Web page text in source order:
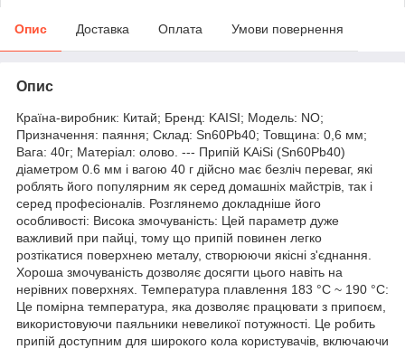
Опис Доставка Оплата Умови повернення
Опис
Країна-виробник: Китай; Бренд: KAISI; Модель: NO;
Призначення: паяння; Склад: Sn60Pb40; Товщина: 0,6 мм;
Вага: 40г; Матеріал: олово. --- Припій KAiSi (Sn60Pb40)
діаметром 0.6 мм і вагою 40 г дійсно має безліч переваг, які
роблять його популярним як серед домашніх майстрів, так і
серед професіоналів. Розглянемо докладніше його
особливості: Висока змочуваність: Цей параметр дуже
важливий при пайці, тому що припій повинен легко
розтікатися поверхнею металу, створюючи якісні з'єднання.
Хороша змочуваність дозволяє досягти цього навіть на
нерівних поверхнях. Температура плавлення 183 °С ~ 190 °С:
Це помірна температура, яка дозволяє працювати з припоєм,
використовуючи паяльники невеликої потужності. Це робить
припій доступним для широкого кола користувачів, включаючи